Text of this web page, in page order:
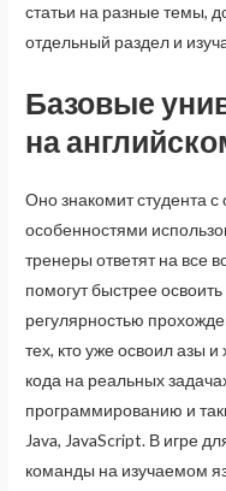
статьи на разные темы,
отдельный раздел и
Базовые
на
Оно знакомит студента с
особенностями
тренеры ответят на все
помогут быстрее
регулярностью
тех, кто уже освоил азы
кода на реальных
программированию и
Java, JavaScript. В игре
команды на изучаемом